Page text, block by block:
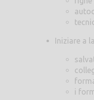
Iniziare a
i